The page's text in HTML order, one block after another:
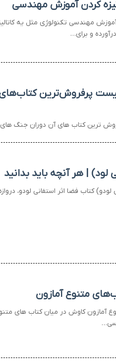
کردن آموزش مهندسی
مهندسی تکنولوژی مثل یه
و برای…
پرفروش‌ترین
ترین کتاب های آن دوران جنگ
| هر آنچه باید بدانید
کتاب فضا اثر استفانی لودو،
متنوع آمازون
آمازون کاوش در میان کتاب های